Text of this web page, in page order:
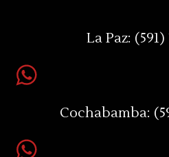
La Paz: (591)
Cochabamba: